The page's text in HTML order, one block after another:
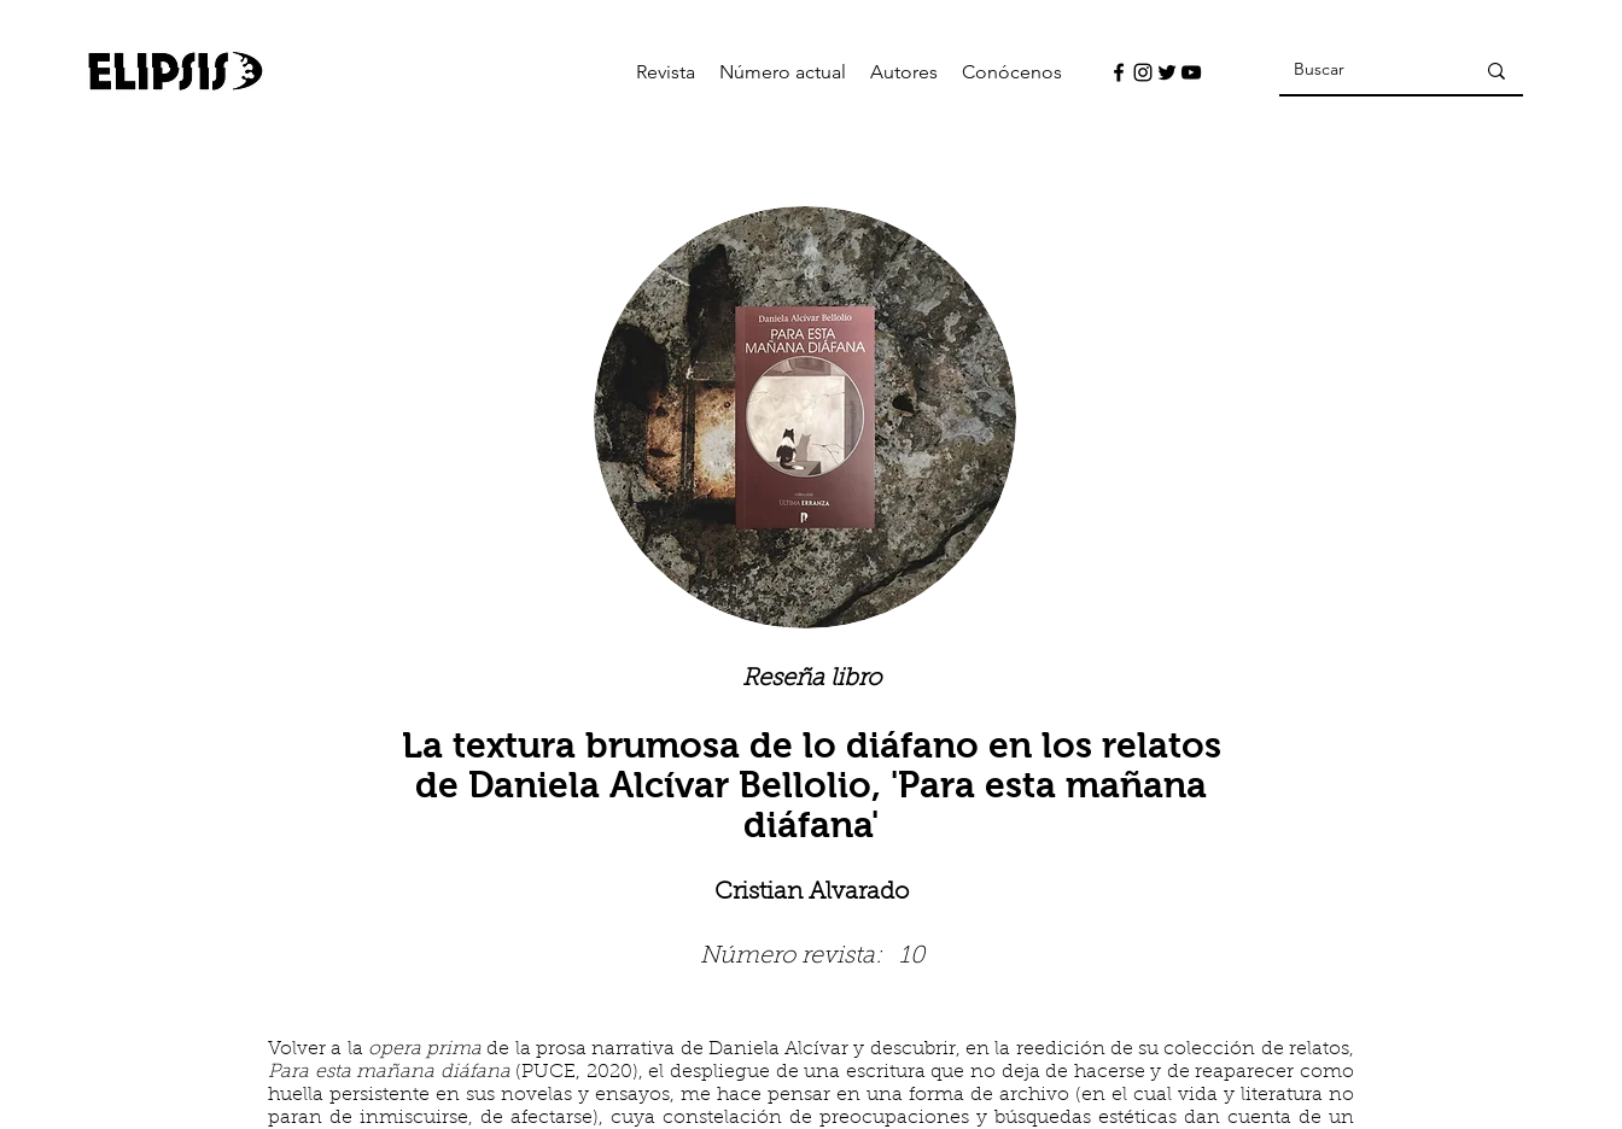
Revista Número actual Autores Conócenos
Reseña libro
La textura brumosa de lo diáfano en los relatos
de Daniela Alcívar Bellolio, 'Para esta mañana
diáfana'
Cristian Alvarado
Número revista: 10
Volver a la opera prima de la prosa narrativa de Daniela Alcívar y descubrir, en la reedición de su colección de relatos,
Para esta mañana diáfana(PUCE, 2020), el despliegue de una escritura que no deja de hacerse y de reaparecer como
huella persistente en sus novelas y ensayos, me hace pensar en una forma de archivo (en el cual vida y literatura no
paran de inmiscuirse, de afectarse), cuya constelación de preocupaciones y búsquedas estéticas dan cuenta de un